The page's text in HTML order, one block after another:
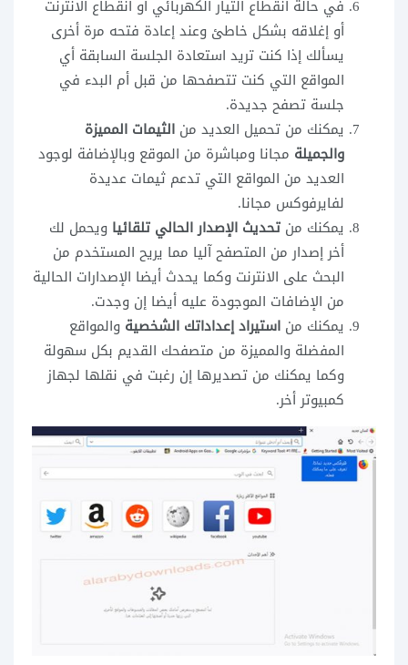
في حالة انقطاع التيار الكهربائي أو انقطاع الانترنت
أو إغلاقه بشكل خاطئ وعند إعادة فتحه مرة أخرى
يسألك إذا كنت تريد استعادة الجلسة السابقة أي
المواقع التي كنت تتصفحها من قبل أم البدء في
جلسة تصفح جديدة.
يمكنك من تحميل العديد من الثيمات المميزة
والجميلة مجانا ومباشرة من الموقع وبالإضافة لوجود
العديد من المواقع التي تدعم ثيمات عديدة
لفايرفوكس مجانا.
يمكنك من تحديث الإصدار الحالي تلقائيا ويحمل لك
أخر إصدار من المتصفح آليا مما يريح المستخدم من
البحث على الانترنت وكما يحدث أيضا الإصدارات الحالية
من الإضافات الموجودة عليه أيضا إن وجدت.
يمكنك من استيراد إعداداتك الشخصية والمواقع
المفضلة والمميزة من متصفحك القديم بكل سهولة
وكما يمكنك من تصديرها إن رغبت في نقلها لجهاز
كمبيوتر أخر.